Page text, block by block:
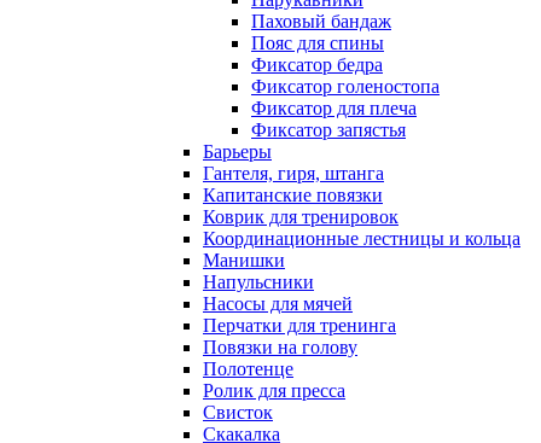
Паховый бандаж
Пояс для спины
Фиксатор бедра
Фиксатор голеностопа
Фиксатор для плеча
Фиксатор запястья
Барьеры
Гантеля, гиря, штанга
Капитанские повязки
Коврик для тренировок
Координационные лестницы и кольца
Манишки
Напульсники
Насосы для мячей
Перчатки для тренинга
Повязки на голову
Полотенце
Ролик для пресса
Свисток
Скакалка